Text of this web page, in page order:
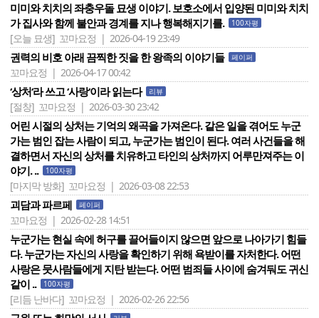
미미와 치치의 좌충우돌 묘생 이야기. 보호소에서 입양된 미미와 치치
가 집사와 함께 불안과 경계를 지나 행복해지기를.
100자평
[오늘 묘생] 꼬마요정 | 2026-04-19 23:49
권력의 비호 아래 끔찍한 짓을 한 왕족의 이야기들 페이퍼
꼬마요정 | 2026-04-17 00:42
‘상처‘라 쓰고 ‘사랑‘이라 읽는다 리뷰
[절창] 꼬마요정 | 2026-03-30 23:42
어린 시절의 상처는 기억의 왜곡을 가져온다. 같은 일을 겪어도 누군
가는 범인 잡는 사람이 되고, 누군가는 범인이 된다. 여러 사건들을 해
결하면서 자신의 상처를 치유하고 타인의 상처까지 어루만져주는 이
야기. ..
100자평
[마지막 방화] 꼬마요정 | 2026-03-08 22:53
괴담과 파르페 페이퍼
꼬마요정 | 2026-02-28 14:51
누군가는 현실 속에 허구를 끌어들이지 않으면 앞으로 나아가기 힘들
다. 누군가는 자신의 사랑을 확인하기 위해 욕받이를 자처한다. 어떤
사랑은 뭇사람들에게 지탄 받는다. 어떤 범죄들 사이에 숨겨둬도 귀신
같이 ..
100자평
[리듬 난바다] 꼬마요정 | 2026-02-26 22:56